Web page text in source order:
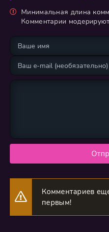
Минимальная длина
Комментарии
Комментариев
первым!